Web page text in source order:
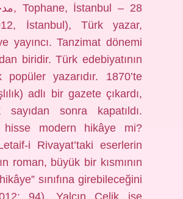
İstanbul), Türk yazar,
yayıncı. Tanzimat dönemi
biridir. Türk edebiyatının
yazarıdır. 1870’te
adlı bir gazete çıkardı,
sonra kapatıldı.
hisse modern hikâye mi?
i Rivayat’taki eserlerin
roman, büyük bir kısmının
sınıfına girebileceğini
94). Yalçın Çelik ise